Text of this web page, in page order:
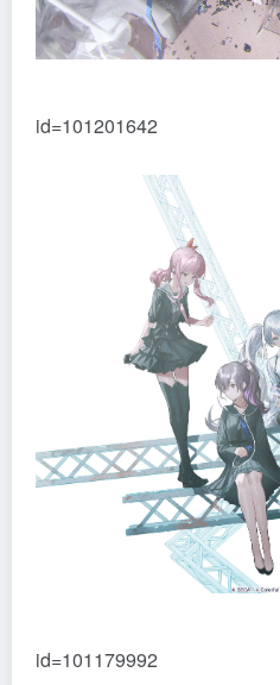
id=101201642
id=101179992